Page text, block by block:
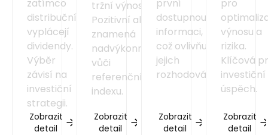
zatímco
distribuční
vyplácejí
dividendy.
Výběr
závisí na
investiční
strategii.
Zobrazit
detail
tržní výnos.
Pozitivní alfa
znamená
nadvýkonnost
vůči
referenčnímu
indexu.
Zobrazit
detail
první
dostupnou
informaci,
což ovlivňuje
jejich
rozhodování.
Zobrazit
detail
pro
výnosu a
rizika.
Klíčová
investiční
úspěch.
Zobrazit
detail